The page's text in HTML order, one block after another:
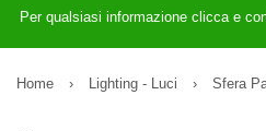
REGISTRATI
Per qualsiasi informazione clicca e
Home › Lighting - Luci › Sfera